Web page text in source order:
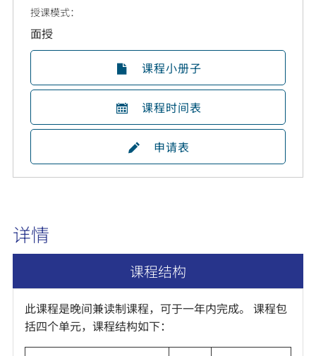
授课模式：
面授
课程小册子
课程时间表
申请表
详情
课程结构
此课程是晚间兼读制课程，可于一年内完成。 课程包
括四个单元，课程结构如下：